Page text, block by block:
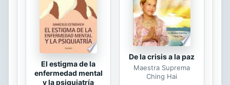
El estigma de la
enfermedad mental
y la psiquiatría
De la crisis a la paz
Maestra Suprema
Ching Hai